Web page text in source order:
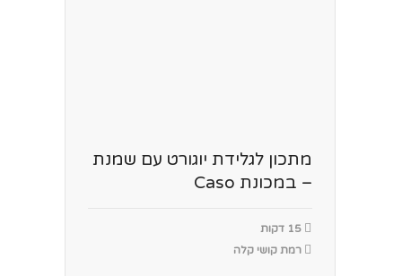
מתכון לגלידת יוגורט עם שמנת
– במכונת Caso
15 דקות
רמת קושי קלה